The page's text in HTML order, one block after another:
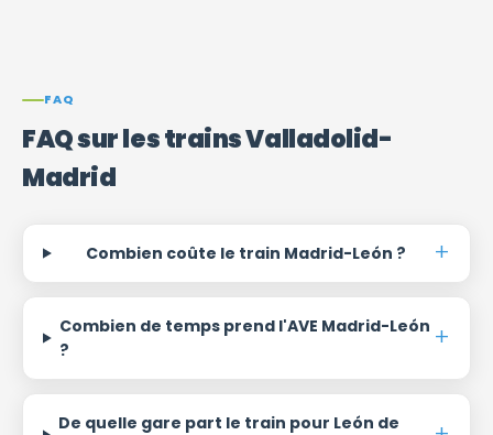
FAQ
FAQ sur les trains Valladolid-
Madrid
Combien coûte le train Madrid-León ?
Combien de temps prend l'AVE Madrid-León
?
De quelle gare part le train pour León de